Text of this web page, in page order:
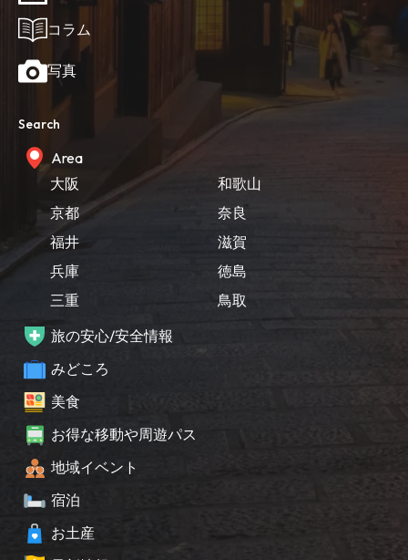
コラム
写真
Search
Area
大阪
京都
福井
兵庫
三重
和歌山
奈良
滋賀
徳島
鳥取
旅の安心/安全情報
みどころ
美食
お得な移動や周遊パス
地域イベント
宿泊
お土産